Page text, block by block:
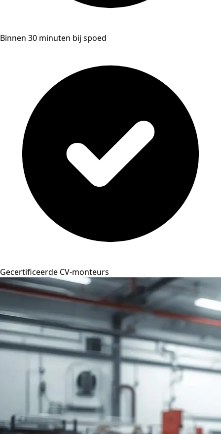
Binnen 30 minuten bij spoed
Gecertificeerde CV-monteurs